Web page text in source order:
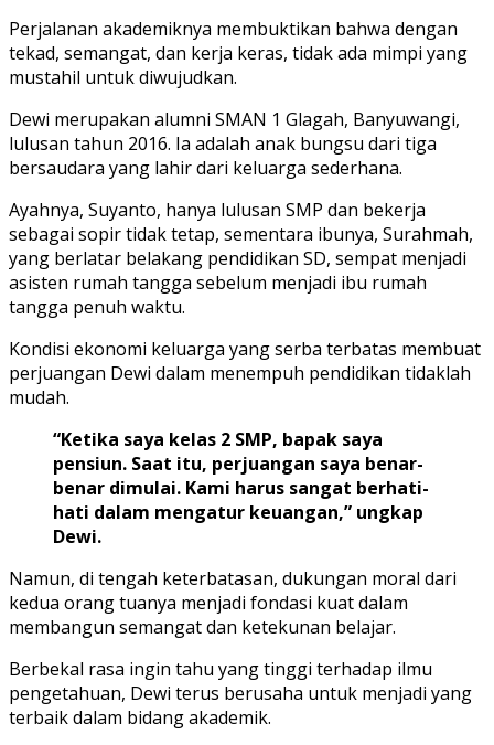
Perjalanan akademiknya membuktikan bahwa dengan
tekad, semangat, dan kerja keras, tidak ada mimpi yang
mustahil untuk diwujudkan.
Dewi merupakan alumni SMAN 1 Glagah, Banyuwangi,
lulusan tahun 2016. Ia adalah anak bungsu dari tiga
bersaudara yang lahir dari keluarga sederhana.
Ayahnya, Suyanto, hanya lulusan SMP dan bekerja
sebagai sopir tidak tetap, sementara ibunya, Surahmah,
yang berlatar belakang pendidikan SD, sempat menjadi
asisten rumah tangga sebelum menjadi ibu rumah
tangga penuh waktu.
Kondisi ekonomi keluarga yang serba terbatas membuat
perjuangan Dewi dalam menempuh pendidikan tidaklah
mudah.
“Ketika saya kelas 2 SMP, bapak saya
pensiun. Saat itu, perjuangan saya benar-
benar dimulai. Kami harus sangat berhati-
hati dalam mengatur keuangan,” ungkap
Dewi.
Namun, di tengah keterbatasan, dukungan moral dari
kedua orang tuanya menjadi fondasi kuat dalam
membangun semangat dan ketekunan belajar.
Berbekal rasa ingin tahu yang tinggi terhadap ilmu
pengetahuan, Dewi terus berusaha untuk menjadi yang
terbaik dalam bidang akademik.